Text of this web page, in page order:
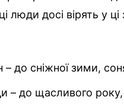
люди досі вірять у
– до сніжної зими,
– до щасливого